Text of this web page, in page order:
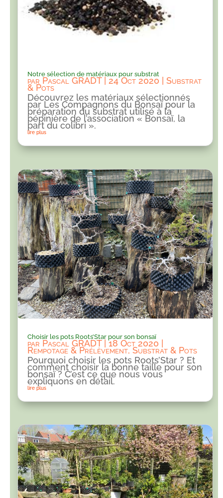
Notre sélection de matériaux pour substrat
par Pascal GRADT| 24 Oct 2020 Substrat
& Pots
Découvrez les matériaux sélectionnés
par Les Compagnons du Bonsaï pour la
préparation du substrat utilisé à la
pépinière de l’association « Bonsaï, la
part du colibri ».
lire plus
Choisir les pots Roots’Star pour son bonsaï
par Pascal GRADT| 18 Oct 2020 |
Rempotage & Prélèvement,Substrat & Pots
Pourquoi choisir les pots Roots’Star ? Et
comment choisir la bonne taille pour son
bonsaï ? C’est ce que nous vous
expliquons en détail.
lire plus